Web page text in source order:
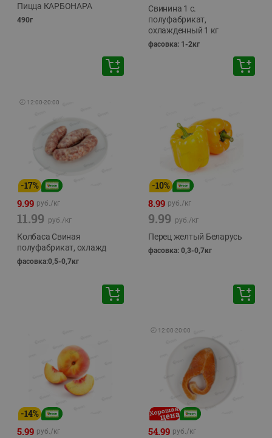
Пицца КАРБОНАРА
490г
Свинина 1 с.
полуфабрикат,
охлажденный 1 кг
фасовка: 1-2кг
🕘 12:00-20:00
-17%
9.99 руб./кг
11.99 руб./кг
Колбаса Свиная
полуфабрикат, охлажд
фасовка:0,5-0,7кг
-10%
8.99 руб./кг
9.99 руб./кг
Перец желтый Беларусь
фасовка: 0,3-0,7кг
-14%
5.99 руб./кг
🕘 12:00-20:00
54.99 руб./кг